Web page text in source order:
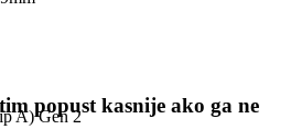
A) Gen 2
popust kasnije ako ga ne